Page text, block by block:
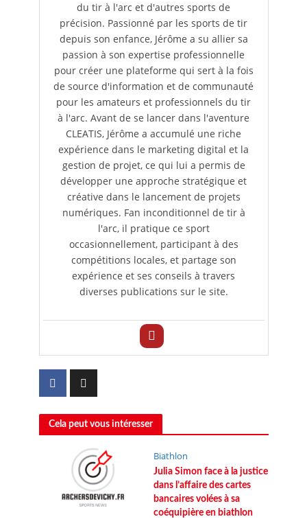
du tir à l'arc et d'autres sports de
précision. Passionné par les sports de tir
depuis son enfance, Jérôme a su allier sa
passion à son expertise professionnelle
pour créer une plateforme qui sert à la fois
de source d'information et de communauté
pour les amateurs et professionnels du tir
à l'arc. Avant de se lancer dans l'aventure
CLEATIS, Jérôme a accumulé une riche
expérience dans le marketing digital et la
gestion de projet, ce qui lui a permis de
développer une approche stratégique et
créative dans le lancement de projets
numériques. Fan inconditionnel de tir à
l'arc, il pratique ce sport
occasionnellement, participant à des
compétitions locales, et partage son
expérience et ses conseils à travers
diverses publications sur le site.
Cela peut vous intéresser
Biathlon
Julia Simon face à la justice
dans l’affaire des cartes
bancaires volées à sa
coéquipière en biathlon